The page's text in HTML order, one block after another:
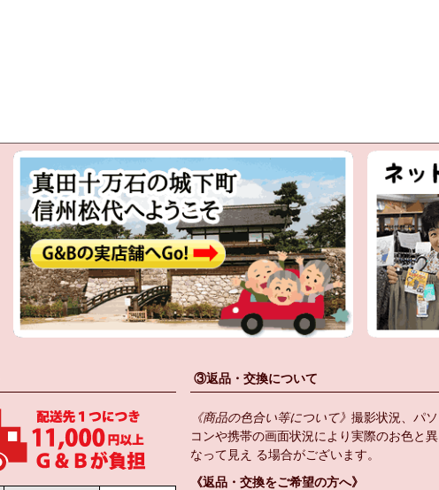
③返品・交換について
《商品の色合い等について》 撮影状況、パソ
コンや携帯の画面状況により実際のお色と異
なって見え る場合がございます。
《返品・交換をご希望の方へ》